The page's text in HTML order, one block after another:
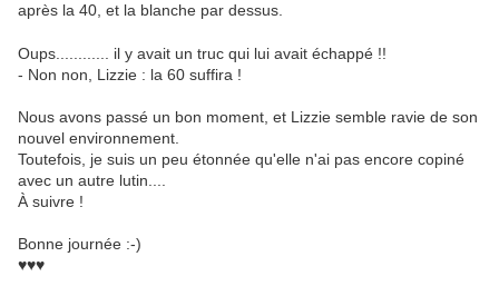
après la 40, et la blanche par dessus.
Oups............ il y avait un truc qui lui avait échappé !!
- Non non, Lizzie : la 60 suffira !
Nous avons passé un bon moment, et Lizzie semble ravie de son
nouvel environnement.
Toutefois, je suis un peu étonnée qu'elle n'ai pas encore copiné
avec un autre lutin....
À suivre !
Bonne journée :-)
♥♥♥